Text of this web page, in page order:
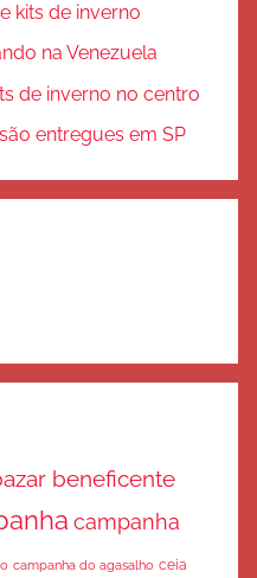
kits de inverno
na Venezuela
de inverno no centro
entregues em SP
beneficente
campanha
campanha do agasalho ceia